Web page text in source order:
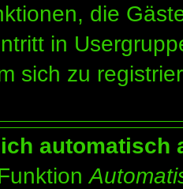
die
in
sich zu
automatisch